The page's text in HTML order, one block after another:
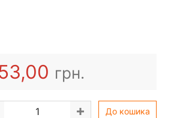
грн.
До кошика